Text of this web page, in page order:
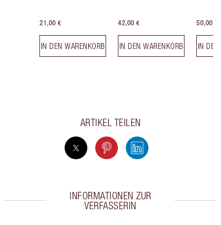
21,00 €
IN DEN WARENKORB
42,00 €
IN DEN WARENKORB
50,00 €
IN
ARTIKEL TEILEN
INFORMATIONEN ZUR
VERFASSERIN